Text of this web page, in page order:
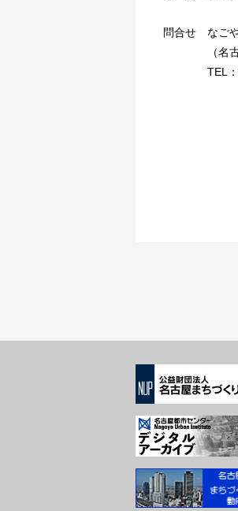
問合せ なご
（名古屋
TEL：